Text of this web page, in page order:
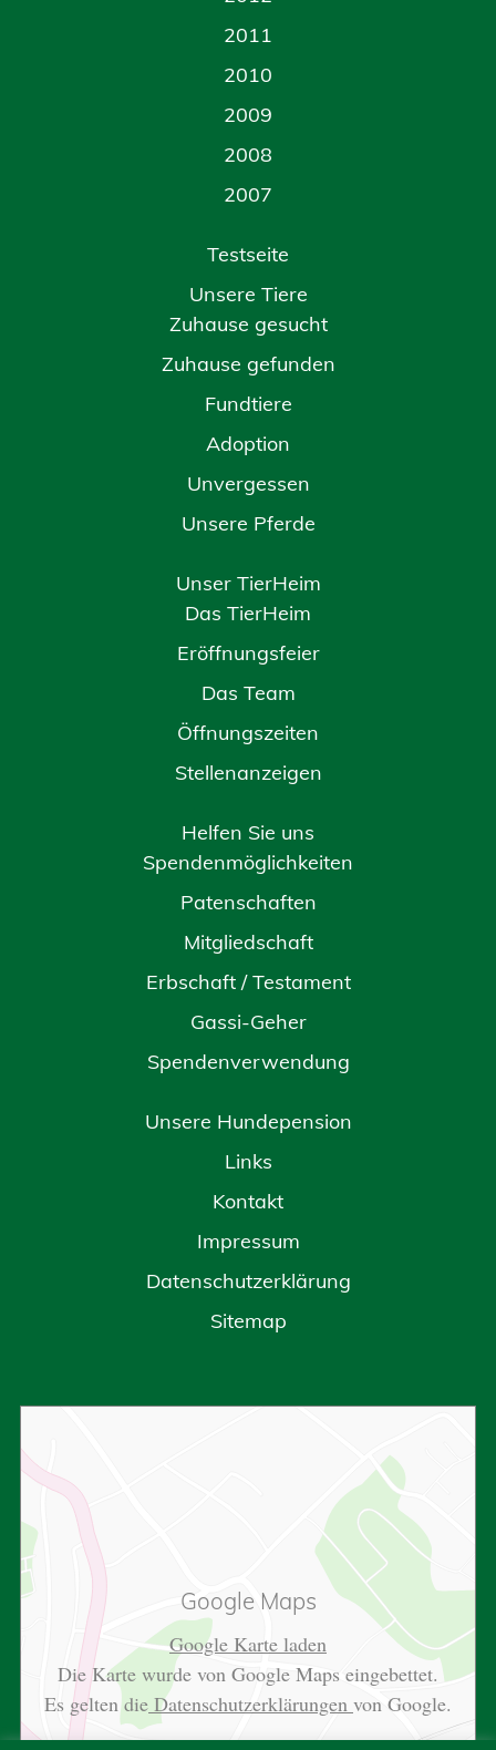
2011
2010
2009
2008
2007
Testseite
Unsere Tiere
Zuhause gesucht
Zuhause gefunden
Fundtiere
Adoption
Unvergessen
Unsere Pferde
Unser TierHeim
Das TierHeim
Eröffnungsfeier
Das Team
Öffnungszeiten
Stellenanzeigen
Helfen Sie uns
Spendenmöglichkeiten
Patenschaften
Mitgliedschaft
Erbschaft / Testament
Gassi-Geher
Spendenverwendung
Unsere Hundepension
Links
Kontakt
Impressum
Datenschutzerklärung
Sitemap
Google Maps
Google Karte laden
Die Karte wurde von Google Maps eingebettet.
Es gelten die Datenschutzerklärungen von Google.